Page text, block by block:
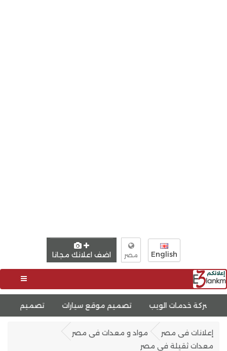
English مصر اضف اعلانك مجانا
تصميم موقع سيارات تصميم موقع مثل دوبيزل تصميم
إعلانات فى مصر
مواد و معدات فى مصر
معدات ثقيلة فى مصر